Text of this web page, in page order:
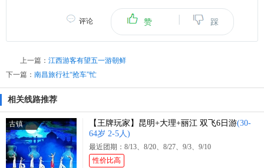
赞 踩
评论
上一篇： 江西游客有望五一游朝鲜
下一篇： 南昌旅行社“抢车”忙
相关线路推荐
古镇 【王牌玩家】昆明+大理+丽江 双飞6日游(30-
64岁 2-5人)
最近团期：8/13、8/20、8/27、9/3、9/10
性价比高